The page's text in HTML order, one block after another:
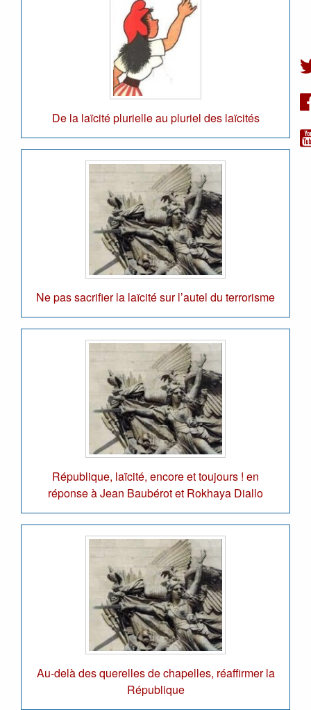
De la laïcité plurielle au pluriel des laïcités
Ne pas sacrifier la laïcité sur l’autel du terrorisme
République, laïcité, encore et toujours ! en
réponse à Jean Baubérot et Rokhaya Diallo
Au-delà des querelles de chapelles, réaffirmer la
République